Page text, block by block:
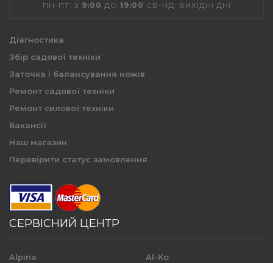
ПН-ПТ: З 9:00 ДО 19:00 СБ-НД: ВИХІДНІ ДНІ
Діагностика
Збір садової техніки
Заточка і балансування ножів
Ремонт садової техніки
Ремонт силової техніки
Вакансії
Наш магазин
Перевірити статус замовлення
СЕРВІСНИЙ ЦЕНТР
Alpina
Al-Ko